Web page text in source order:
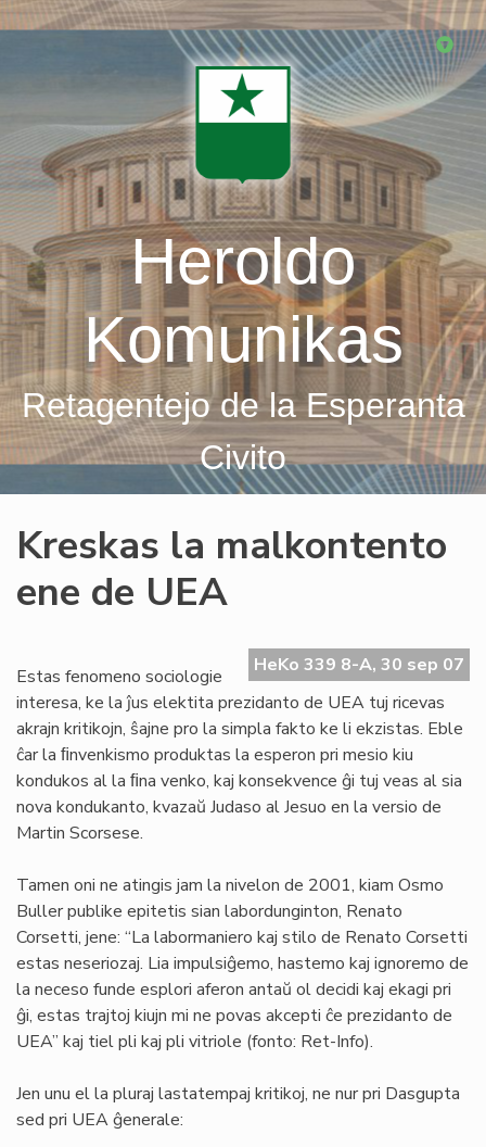
Skip
Heroldo
Komunikas
Retagentejo de la Esperanta
Civito
Kreskas la malkontento
ene de UEA
HeKo 339 8-A, 30 sep 07
Estas fenomeno sociologie
interesa, ke la ĵus elektita prezidanto de UEA tuj ricevas
akrajn kritikojn, ŝajne pro la simpla fakto ke li ekzistas. Eble
ĉar la ﬁnvenkismo produktas la esperon pri mesio kiu
kondukos al la ﬁna venko, kaj konsekvence ĝi tuj veas al sia
nova kondukanto, kvazaŭ Judaso al Jesuo en la versio de
Martin Scorsese.
Tamen oni ne atingis jam la nivelon de 2001, kiam Osmo
Buller publike epitetis sian labordunginton, Renato
Corsetti, jene: “La labormaniero kaj stilo de Renato Corsetti
estas neseriozaj. Lia impulsiĝemo, hastemo kaj ignoremo de
la neceso funde esplori aferon antaŭ ol decidi kaj ekagi pri
ĝi, estas trajtoj kiujn mi ne povas akcepti ĉe prezidanto de
UEA” kaj tiel pli kaj pli vitriole (fonto: Ret-Info).
Jen unu el la pluraj lastatempaj kritikoj, ne nur pri Dasgupta
sed pri UEA ĝenerale: